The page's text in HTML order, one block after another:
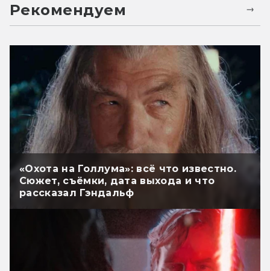
Рекомендуем
«Охота на Голлума»: всё что известно.
Сюжет, съёмки, дата выхода и что
рассказал Гэндальф